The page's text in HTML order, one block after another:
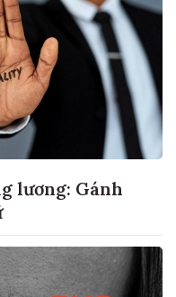
lương: Gánh